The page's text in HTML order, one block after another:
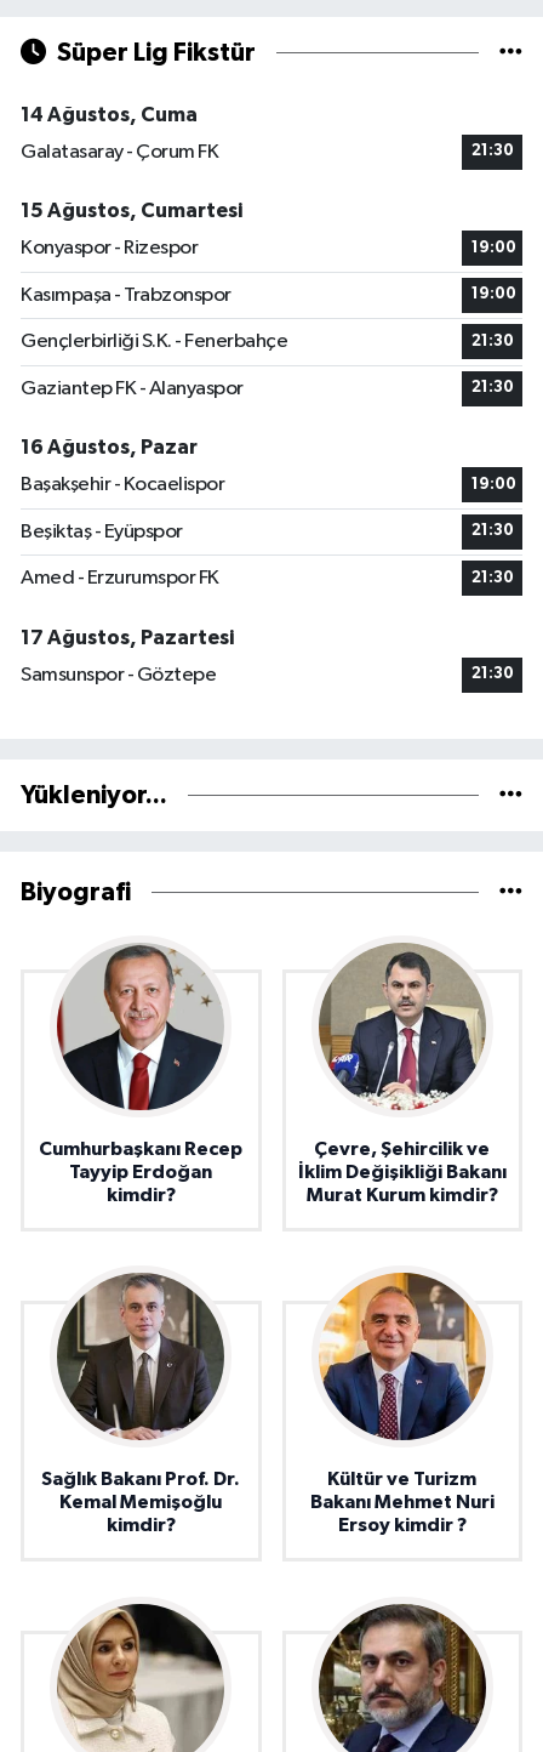
Süper Lig Fikstür
14 Ağustos, Cuma
Galatasaray - Çorum FK
21:30
15 Ağustos, Cumartesi
Konyaspor - Rizespor
19:00
Kasımpaşa - Trabzonspor 19:00
Gençlerbirliği S.K. - Fenerbahçe 21:30
Gaziantep FK - Alanyaspor 21:30
16 Ağustos, Pazar
Başakşehir - Kocaelispor
19:00
Beşiktaş - Eyüpspor 21:30
Amed - Erzurumspor FK 21:30
17 Ağustos, Pazartesi
Samsunspor - Göztepe
21:30
Yükleniyor...
Biyografi
Cumhurbaşkanı Recep
Tayyip Erdoğan
kimdir?
Çevre, Şehircilik ve
İklim Değişikliği Bakanı
Murat Kurum kimdir?
Sağlık Bakanı Prof. Dr.
Kemal Memişoğlu
kimdir?
Kültür ve Turizm
Bakanı Mehmet Nuri
Ersoy kimdir ?